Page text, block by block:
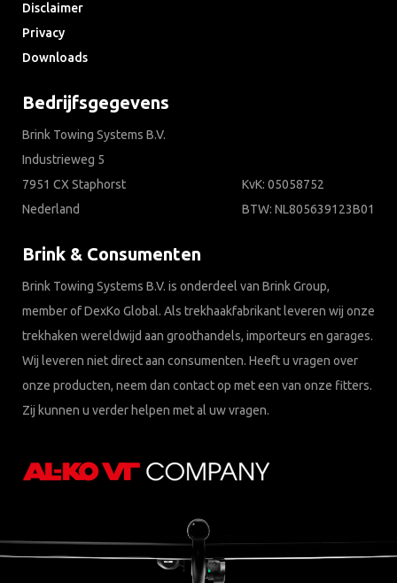
Disclaimer
Privacy
Downloads
Bedrijfsgegevens
Brink Towing Systems B.V.
Industrieweg 5
7951 CX Staphorst
Nederland
KvK: 05058752
BTW: NL805639123B01
Brink & Consumenten
Brink Towing Systems B.V. is onderdeel van Brink Group,
member of DexKo Global. Als trekhaakfabrikant leveren wij onze
trekhaken wereldwijd aan groothandels, importeurs en garages.
Wij leveren niet direct aan consumenten. Heeft u vragen over
onze producten, neem dan contact op met een van onze fitters.
Zij kunnen u verder helpen met al uw vragen.